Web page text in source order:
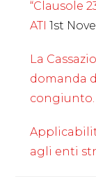
“Clausole
ATI 1st
La
domanda
congiunto.
agli enti